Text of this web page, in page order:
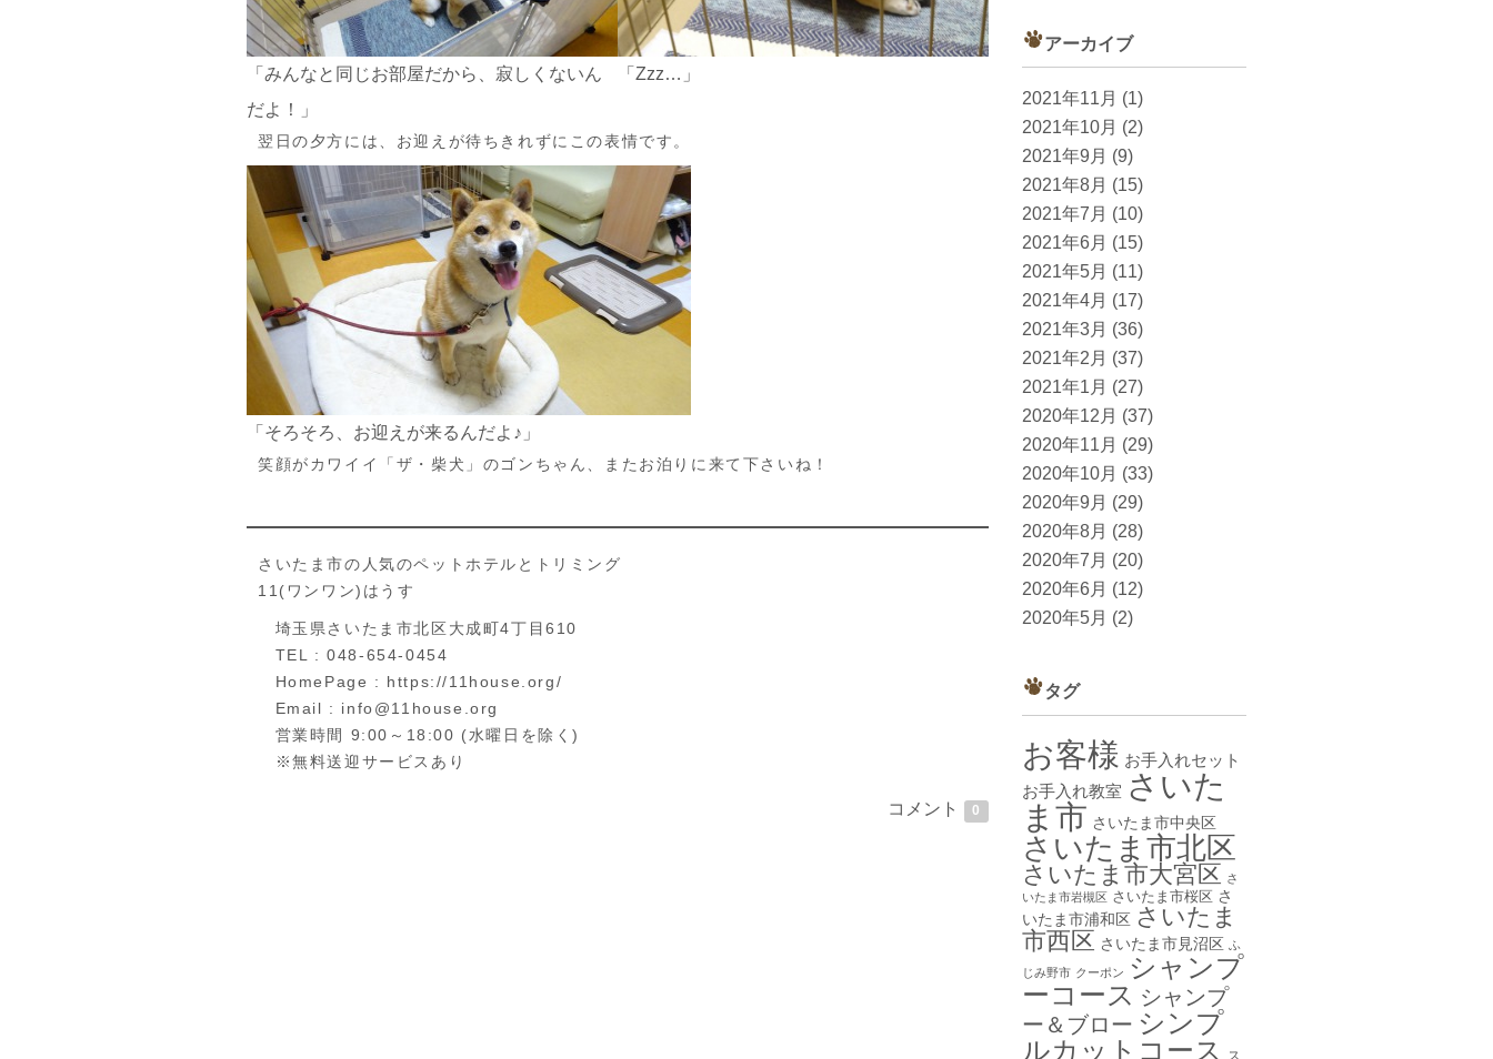
「みんなと同じお部屋だから、寂しくないん
だよ！」
「Zzz…」
翌日の夕方には、お迎えが待ちきれずにこの表情です。
「そろそろ、お迎えが来るんだよ♪」
笑顔がカワイイ「ザ・柴犬」のゴンちゃん、またお泊りに来て下さいね！
さいたま市の人気のペットホテルとトリミング
11(ワンワン)はうす
埼玉県さいたま市北区大成町4丁目610
TEL : 048-654-0454
HomePage : https://11house.org/
Email : info@11house.org
営業時間 9:00～18:00 (水曜日を除く)
※無料送迎サービスあり
コメント 0
アーカイブ
2021年11月 (1)
2021年10月 (2)
2021年9月 (9)
2021年8月 (15)
2021年7月 (10)
2021年6月 (15)
2021年5月 (11)
2021年4月 (17)
2021年3月 (36)
2021年2月 (37)
2021年1月 (27)
2020年12月 (37)
2020年11月 (29)
2020年10月 (33)
2020年9月 (29)
2020年8月 (28)
2020年7月 (20)
2020年6月 (12)
2020年5月 (2)
タグ
お客様 お手入れセット
お手入れ教室 さいた
ま市 さいたま市中央区
さいたま市北区
さいたま市大宮区 さ
いたま市岩槻区 さいたま市桜区 さ
いたま市浦和区 さいたま
市西区 さいたま市見沼区 ふ
じみ野市 クーポン
シャンプ
ーコース シャンプ
ー＆ブロー シンプ
ルカットコース
ス